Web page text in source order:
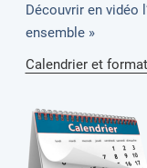
Découvrir en vidéo
ensemble »
Calendrier et